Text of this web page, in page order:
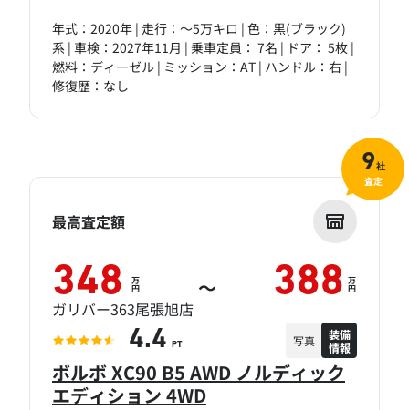
年式：2020年 | 走行：～5万キロ | 色：黒(ブラック)
系 | 車検：2027年11月 | 乗車定員： 7名 | ドア： 5枚 |
燃料：ディーゼル | ミッション：AT | ハンドル：右 |
修復歴：なし
ボルボ XC90 B5 AWD ノルディック
エディション 4WD
最高査定額
348 万
円 ～ 388 万
円
ガリバー363尾張旭店
4.4 PT 写真
装備
情報
9社
査定